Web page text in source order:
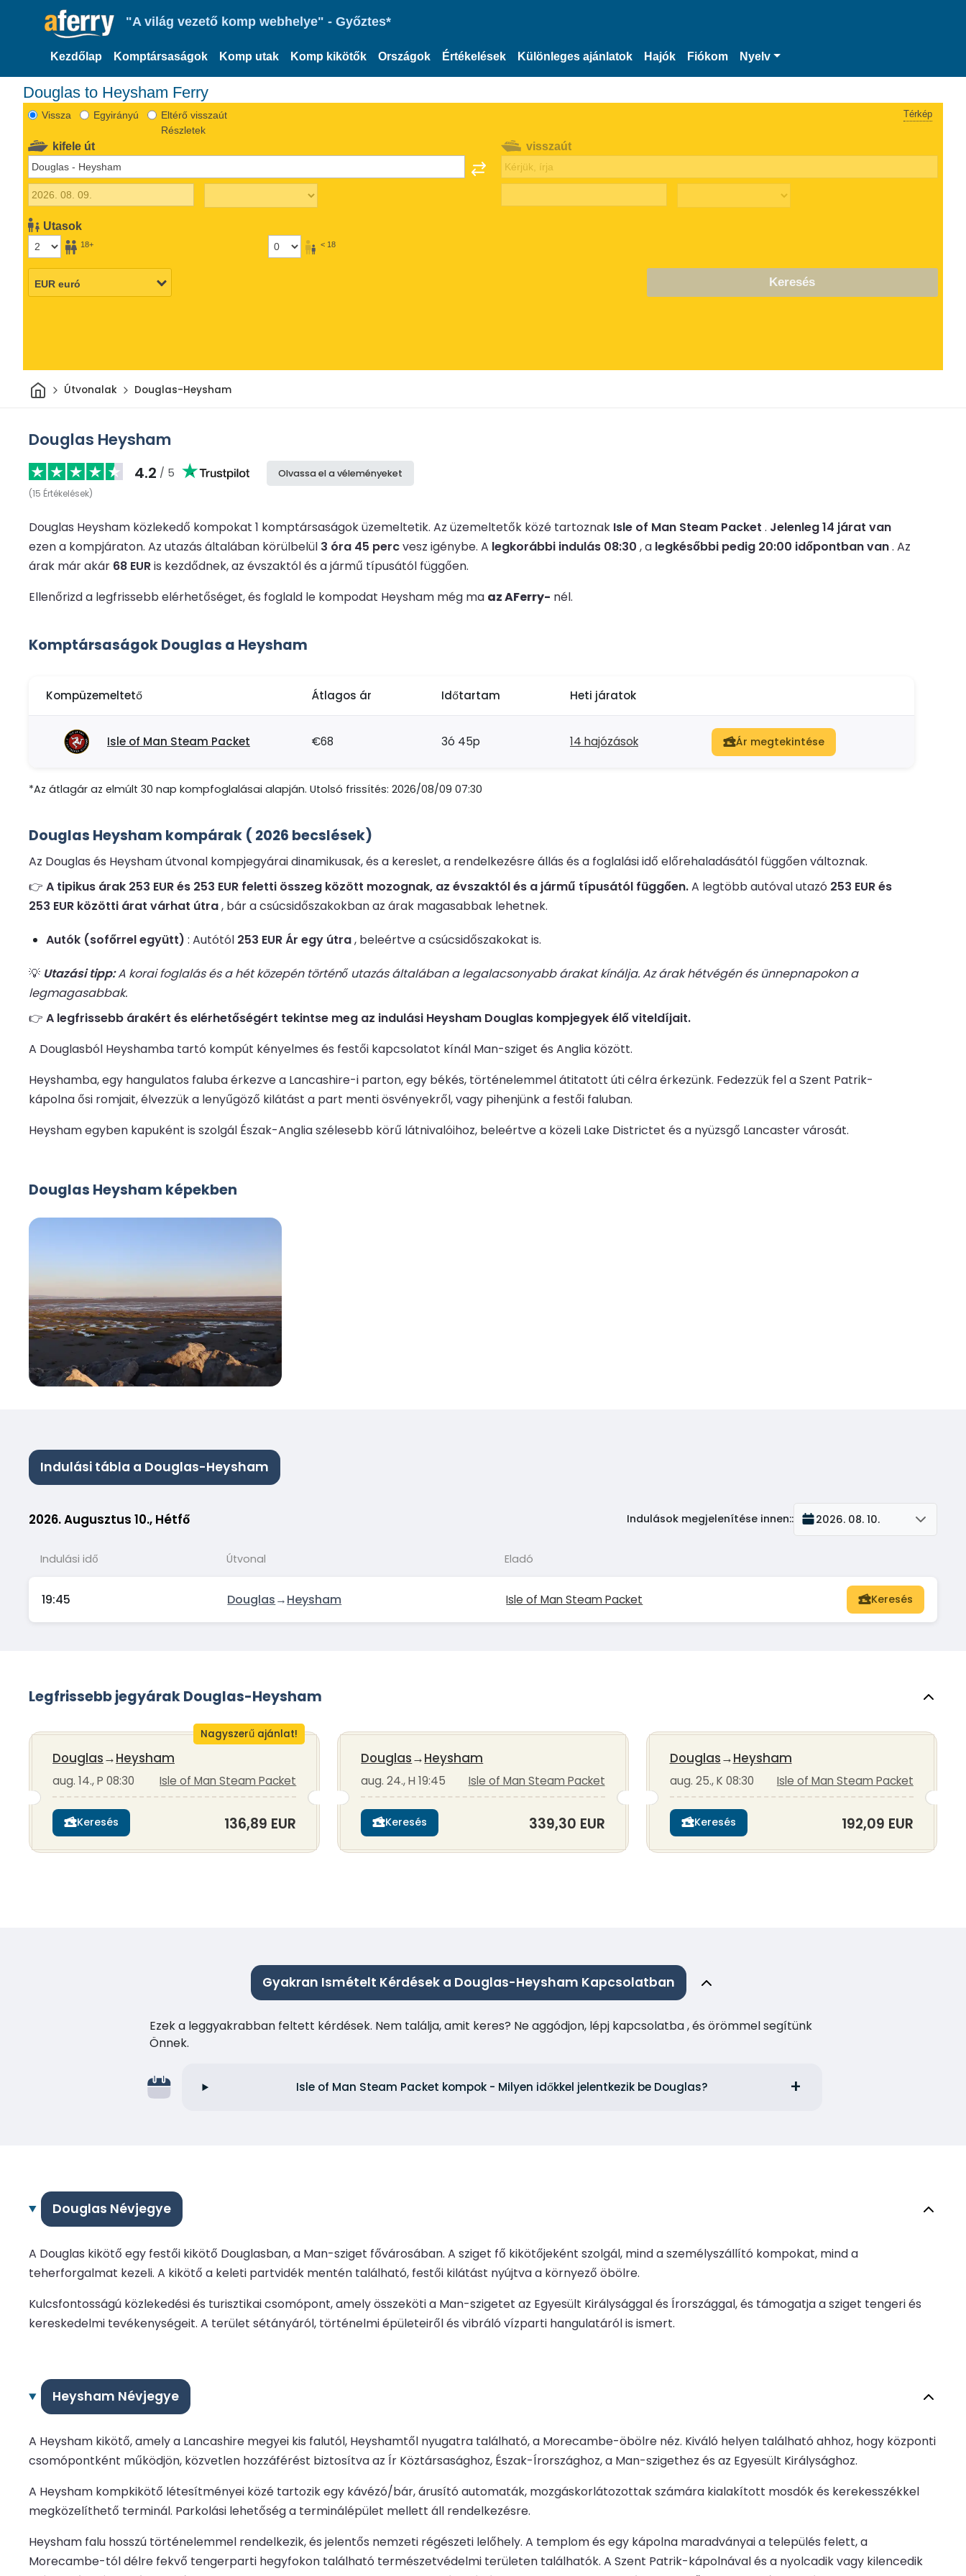
"A világ vezető komp webhelye" - Győztes*
Kezdőlap Komptársaságok Komp utak Komp kikötők Országok Értékelések Különleges ajánlatok Hajók Fiókom Nyelv
Douglas to Heysham Ferry
Vissza Egyirányú
Eltérő visszaút
Részletek
Térkép
kifele út
Utasok
18+ < 18
visszaút
Keresés
Otthon
Útvonalak Douglas-Heysham
Douglas Heysham
4.2 / 5
(15 Értékelések)
Olvassa el a véleményeket
Douglas Heysham közlekedő kompokat 1 komptársaságok üzemeltetik. Az üzemeltetők közé tartoznak Isle of Man Steam Packet . Jelenleg 14 járat van
ezen a kompjáraton. Az utazás általában körülbelül 3 óra 45 percvesz igénybe. A legkorábbi indulás 08:30 , a legkésőbbi pedig 20:00 időpontban van. Az
árak már akár 68 EURis kezdődnek, az évszaktól és a jármű típusától függően.
Ellenőrizd a legfrissebb elérhetőséget, és foglald le kompodat Heysham még ma az AFerry- nél.
Komptársaságok Douglas a Heysham
Kompüzemeltető Átlagos ár Időtartam Heti járatok
Isle of Man Steam Packet €68 3ó 45p 14 hajózások Ár megtekintése
*Az átlagár az elmúlt 30 nap kompfoglalásai alapján. Utolsó frissítés: 2026/08/09 07:30
Douglas Heysham kompárak ( 2026 becslések)
Az Douglas és Heysham útvonal kompjegyárai dinamikusak, és a kereslet, a rendelkezésre állás és a foglalási idő előrehaladásától függően változnak.
👉 A tipikus árak 253 EUR és 253 EUR feletti összeg között mozognak, az évszaktól és a jármű típusától függően.A legtöbb autóval utazó 253 EUR és
253 EUR közötti árat várhat útra, bár a csúcsidőszakokban az árak magasabbak lehetnek.
Autók (sofőrrel együtt) : Autótól 253 EUR Ár egy útra, beleértve a csúcsidőszakokat is.
💡 Utazási tipp:A korai foglalás és a hét közepén történő utazás általában a legalacsonyabb árakat kínálja. Az árak hétvégén és ünnepnapokon a
legmagasabbak.
👉 A legfrissebb árakért és elérhetőségért tekintse meg az indulási Heysham Douglas kompjegyek élő viteldíjait.
A Douglasból Heyshamba tartó kompút kényelmes és festői kapcsolatot kínál Man-sziget és Anglia között.
Heyshamba, egy hangulatos faluba érkezve a Lancashire-i parton, egy békés, történelemmel átitatott úti célra érkezünk. Fedezzük fel a Szent Patrik-
kápolna ősi romjait, élvezzük a lenyűgöző kilátást a part menti ösvényekről, vagy pihenjünk a festői faluban.
Heysham egyben kapuként is szolgál Észak-Anglia szélesebb körű látnivalóihoz, beleértve a közeli Lake Districtet és a nyüzsgő Lancaster városát.
Douglas Heysham képekben
Indulási tábla a Douglas-Heysham
2026. Augusztus 10., Hétfő Indulások megjelenítése innen:: 2026. 08. 10.
Indulási idő Útvonal Eladó
19:45 Douglas→Heysham Isle of Man Steam Packet Keresés
Legfrissebb jegyárak Douglas-Heysham
Nagyszerű ajánlat!
Douglas→Heysham
aug. 14., P 08:30 Isle of Man Steam Packet
Keresés 136,89 EUR
Douglas→Heysham
aug. 24., H 19:45 Isle of Man Steam Packet
Keresés 339,30 EUR
Douglas→Heysham
aug. 25., K 08:30 Isle of Man Steam Packet
Keresés 192,09 EUR
Gyakran Ismételt Kérdések a Douglas-Heysham Kapcsolatban
Ezek a leggyakrabban feltett kérdések. Nem találja, amit keres? Ne aggódjon, lépj kapcsolatba , és örömmel segítünk
Önnek.
Isle of Man Steam Packet kompok - Milyen időkkel jelentkezik be Douglas?
Douglas Névjegye
A Douglas kikötő egy festői kikötő Douglasban, a Man-sziget fővárosában. A sziget fő kikötőjeként szolgál, mind a személyszállító kompokat, mind a
teherforgalmat kezeli. A kikötő a keleti partvidék mentén található, festői kilátást nyújtva a környező öbölre.
Kulcsfontosságú közlekedési és turisztikai csomópont, amely összeköti a Man-szigetet az Egyesült Királysággal és Írországgal, és támogatja a sziget tengeri és
kereskedelmi tevékenységeit. A terület sétányáról, történelmi épületeiről és vibráló vízparti hangulatáról is ismert.
Heysham Névjegye
A Heysham kikötő, amely a Lancashire megyei kis falutól, Heyshamtől nyugatra található, a Morecambe-öbölre néz. Kiváló helyen található ahhoz, hogy központi
csomópontként működjön, közvetlen hozzáférést biztosítva az Ír Köztársasághoz, Észak-Írországhoz, a Man-szigethez és az Egyesült Királysághoz.
A Heysham kompkikötő létesítményei közé tartozik egy kávézó/bár, árusító automaták, mozgáskorlátozottak számára kialakított mosdók és kerekesszékkel
megközelíthető terminál. Parkolási lehetőség a terminálépület mellett áll rendelkezésre.
Heysham falu hosszú történelemmel rendelkezik, és jelentős nemzeti régészeti lelőhely. A templom és egy kápolna maradványai a település felett, a
Morecambe-tól délre fekvő tengerparti hegyfokon található természetvédelmi területen találhatók. A Szent Patrik-kápolnával és a nyolcadik vagy kilencedik